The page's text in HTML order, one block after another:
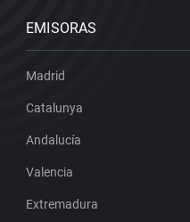
EMISORAS
Madrid
Catalunya
Andalucía
Valencia
Extremadura